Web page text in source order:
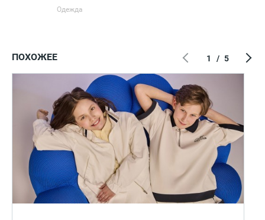
Одежда
ПОХОЖЕЕ 1 / 5